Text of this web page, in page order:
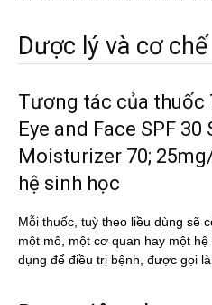
Dược lý và cơ chế
Tương tác của thuốc
Eye and Face SPF 30
Moisturizer 70;
hệ sinh học
Mỗi thuốc, tuỳ theo liều dùng sẽ
một mô, một cơ quan hay một
dụng để điều trị bệnh, được gọi